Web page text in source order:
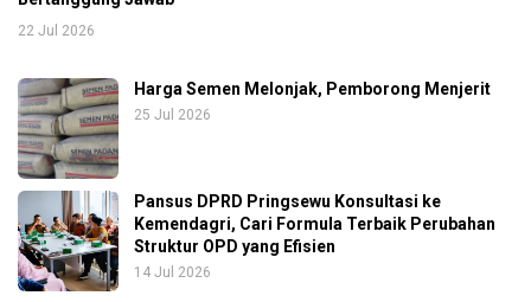
22 Jul 2026
Harga Semen Melonjak, Pemborong Menjerit
25 Jul 2026
Pansus DPRD Pringsewu Konsultasi ke
Kemendagri, Cari Formula Terbaik Perubahan
Struktur OPD yang Efisien
14 Jul 2026